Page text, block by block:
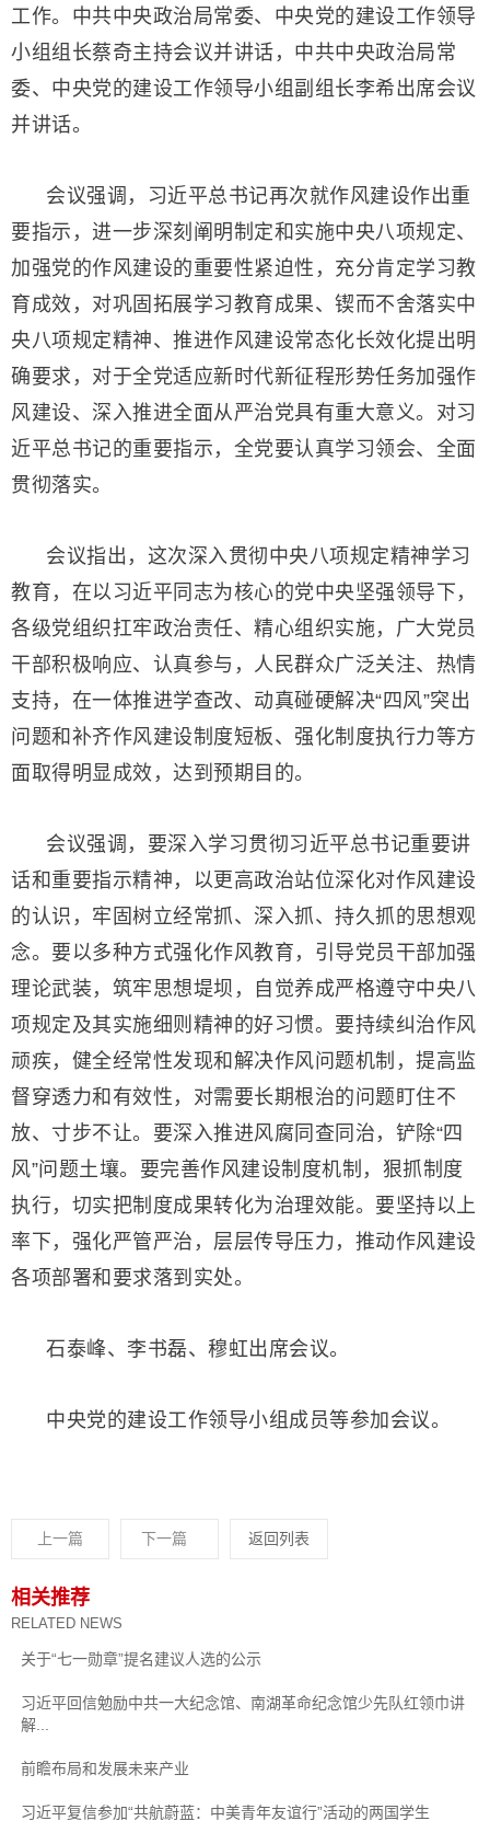
工作。中共中央政治局常委、中央党的建设工作领导
小组组长蔡奇主持会议并讲话，中共中央政治局常
委、中央党的建设工作领导小组副组长李希出席会议
并讲话。
会议强调，习近平总书记再次就作风建设作出重
要指示，进一步深刻阐明制定和实施中央八项规定、
加强党的作风建设的重要性紧迫性，充分肯定学习教
育成效，对巩固拓展学习教育成果、锲而不舍落实中
央八项规定精神、推进作风建设常态化长效化提出明
确要求，对于全党适应新时代新征程形势任务加强作
风建设、深入推进全面从严治党具有重大意义。对习
近平总书记的重要指示，全党要认真学习领会、全面
贯彻落实。
会议指出，这次深入贯彻中央八项规定精神学习
教育，在以习近平同志为核心的党中央坚强领导下，
各级党组织扛牢政治责任、精心组织实施，广大党员
干部积极响应、认真参与，人民群众广泛关注、热情
支持，在一体推进学查改、动真碰硬解决“四风”突出
问题和补齐作风建设制度短板、强化制度执行力等方
面取得明显成效，达到预期目的。
会议强调，要深入学习贯彻习近平总书记重要讲
话和重要指示精神，以更高政治站位深化对作风建设
的认识，牢固树立经常抓、深入抓、持久抓的思想观
念。要以多种方式强化作风教育，引导党员干部加强
理论武装，筑牢思想堤坝，自觉养成严格遵守中央八
项规定及其实施细则精神的好习惯。要持续纠治作风
顽疾，健全经常性发现和解决作风问题机制，提高监
督穿透力和有效性，对需要长期根治的问题盯住不
放、寸步不让。要深入推进风腐同查同治，铲除“四
风”问题土壤。要完善作风建设制度机制，狠抓制度
执行，切实把制度成果转化为治理效能。要坚持以上
率下，强化严管严治，层层传导压力，推动作风建设
各项部署和要求落到实处。
石泰峰、李书磊、穆虹出席会议。
中央党的建设工作领导小组成员等参加会议。
上一篇 下一篇 返回列表
相关推荐
RELATED NEWS
关于“七一勋章”提名建议人选的公示
习近平回信勉励中共一大纪念馆、南湖革命纪念馆少先队红领巾讲
解...
前瞻布局和发展未来产业
习近平复信参加“共航蔚蓝：中美青年友谊行”活动的两国学生